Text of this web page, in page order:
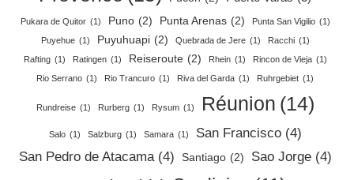
Pukara de Quitor (1) Puno (2) Punta Arenas (2) Punta San Vigilio (1)
Puyehue (1) Puyuhuapi (2) Quebrada de Jere (1) Racchi (1)
Rafting (1) Ratingen (1) Reiseroute (2) Rhein (1) Rincon de Vieja (1)
Rio Serrano (1) Rio Trancuro (1) Riva del Garda (1) Ruhrgebiet (1)
Rundreise (1) Rurberg (1) Rysum (1) Réunion (14)
Salo (1) Salzburg (1) Samara (1) San Francisco (4)
San Pedro de Atacama (4) Santiago (2) Sao Jorge (4)